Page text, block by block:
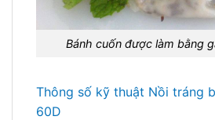
Bánh cuốn được làm bằng
Thông số kỹ thuật Nồi tráng
60D